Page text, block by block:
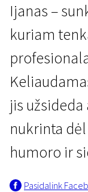
Ijanas –
kuriam
jis
nukrinta
humoro ir
Pasidalink